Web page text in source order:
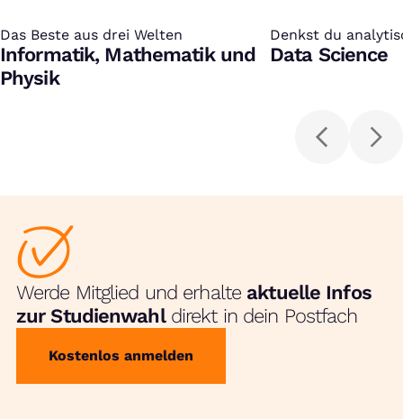
Das Beste aus drei Welten
:
Informatik, Mathematik und
Physik
Denkst du
:
Data Science
Werde Mitglied und erhalte aktuelle Infos
zur Studienwahl direkt in dein Postfach
Kostenlos anmelden